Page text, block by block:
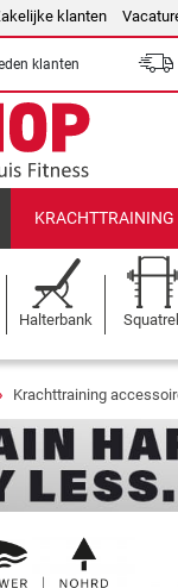
klanten
klanten
KRACHTTRAINING
Halterbank
Krachttraining